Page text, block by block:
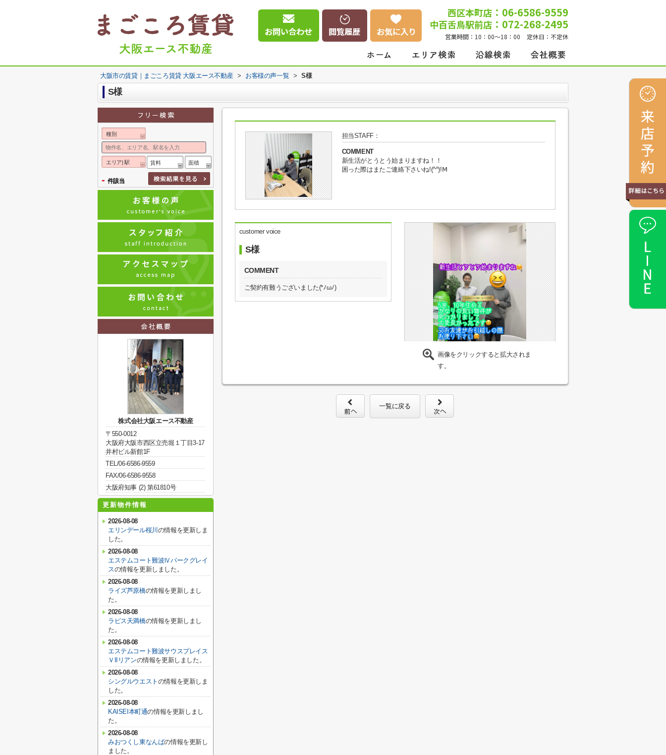
西区本町店 ：06-6586-9559
中百舌鳥駅前店 ：072-268-2495
営業時間： 10：00～18：00 定休日： 不定休
大阪市の賃貸｜まごころ賃貸 大阪エース不動産 > お客様の声一覧 > S様
S様
担当STAFF：
COMMENT
新生活がとうとう始まりますね！！
困った際はまたご連絡下さいね!(^^)!Ⅿ
customer voice
S様
COMMENT
ご契約有難うございました(*ﾉωﾉ)
画像をクリックすると拡大されま
す。
一覧に戻る
種別
エリア| 駅 賃料 面積
- 件該当
株式会社大阪エース不動産
〒550-0012
大阪府大阪市西区立売堀１丁目3-17
井村ビル新館1F
TEL/06-6586-9559
FAX/06-6586-9558
大阪府知事 (2) 第61810号
更新物件情報
2026-08-08
エリンデール桜川 の情報を更新しま
した。
2026-08-08
エステムコート難波Ⅳパークグレイ
スの情報を更新しました。
2026-08-08
ライズ芦原橋の情報を更新しまし
た。
2026-08-08
ラピス天満橋の情報を更新しまし
た。
2026-08-08
エステムコート難波サウスプレイス
ＶIIリアンの情報を更新しました。
2026-08-08
シングルウエスト の情報を更新しま
した。
2026-08-08
KAISEI本町通の情報を更新しまし
た。
2026-08-08
みおつくし東なんばの情報を更新し
ました。